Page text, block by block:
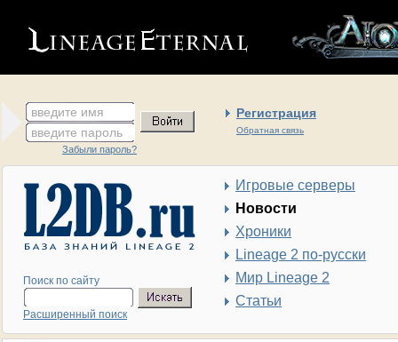
введите имя Регистрация
Обратная связь
введите пароль
Забыли пароль?
Поиск по сайту
Расширенный поиск
Игровые серверы
Новости
Хроники
Lineage 2 по-русски
Мир Lineage 2
Статьи